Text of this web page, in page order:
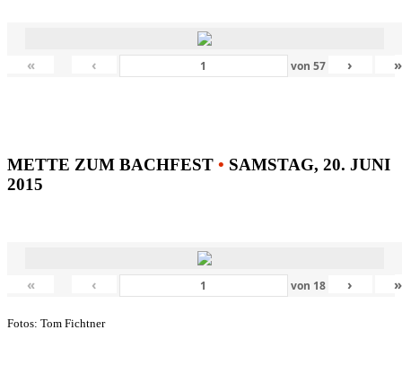
« ‹ von 57 › »
METTE ZUM BACHFEST • SAMSTAG, 20. JUNI
2015
« ‹ von 18 › »
Fotos: Tom Fichtner